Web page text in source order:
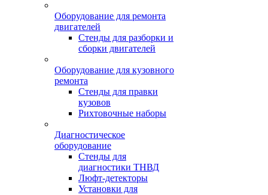
Оборудование для ремонта
двигателей
Стенды для разборки и
сборки двигателей
Оборудование для кузовного
ремонта
Стенды для правки
кузовов
Рихтовочные наборы
Диагностическое
оборудование
Стенды для
диагностики ТНВД
Люфт-детекторы
Установки для